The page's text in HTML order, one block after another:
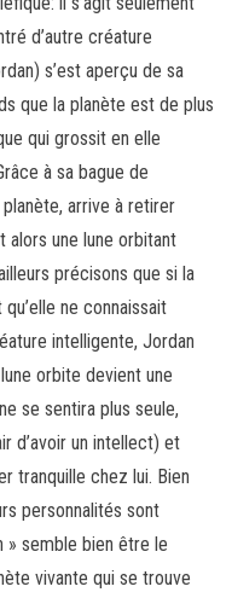
d’autre créature
s’est aperçu de sa
que la planète est de plus
qui grossit en elle
à sa bague de
arrive à retirer
alors une lune orbitant
précisons que si la
ne connaissait
intelligente, Jordan
orbite devient une
se sentira plus seule,
d’avoir un intellect) et
tranquille chez lui. Bien
personnalités sont
» semble bien être le
vivante qui se trouve